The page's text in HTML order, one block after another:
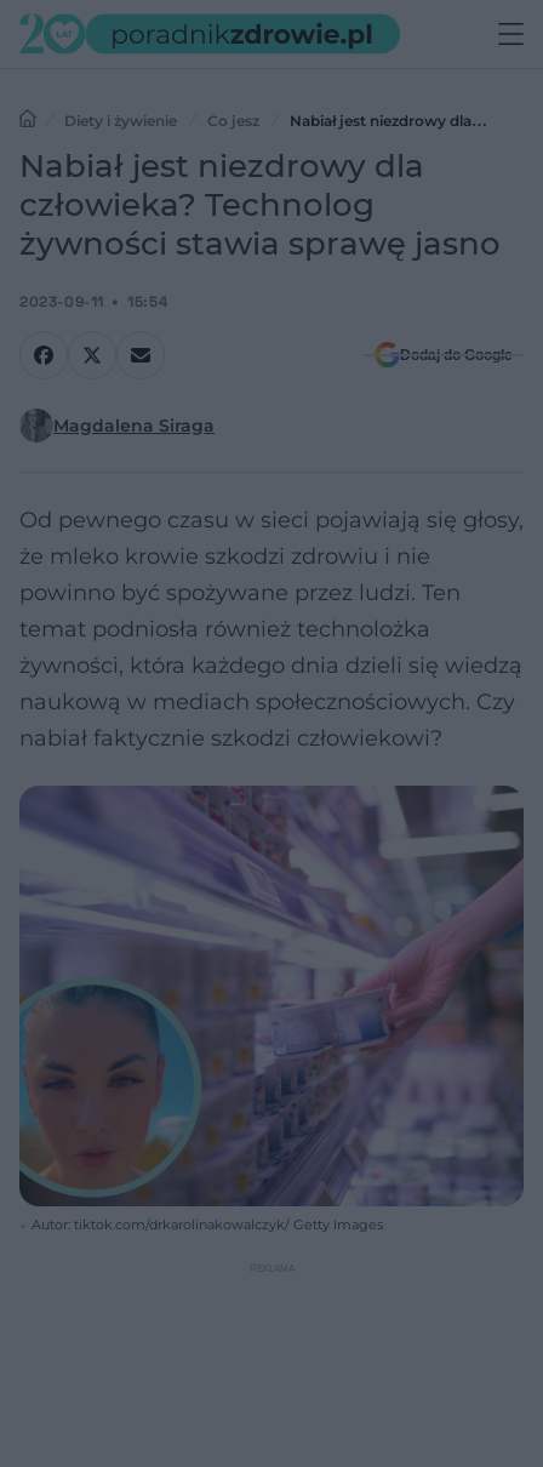
Diety i żywienie Co jesz
Nabiał jest niezdrowy dla
człowieka? Technolog żywności stawia sprawę jasno
Nabiał jest niezdrowy dla
człowieka? Technolog
żywności stawia sprawę jasno
2023-09-11 15:54
Dodaj do Google
Magdalena Siraga
Od pewnego czasu w sieci pojawiają się głosy,
że mleko krowie szkodzi zdrowiu i nie
powinno być spożywane przez ludzi. Ten
temat podniosła również technolożka
żywności, która każdego dnia dzieli się wiedzą
naukową w mediach społecznościowych. Czy
nabiał faktycznie szkodzi człowiekowi?
Autor: tiktok.com/drkarolinakowalczyk/ Getty Images